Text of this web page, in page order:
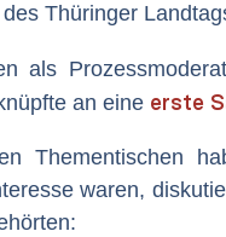
Thüringer
als
an eine erste
Thementischen
waren,